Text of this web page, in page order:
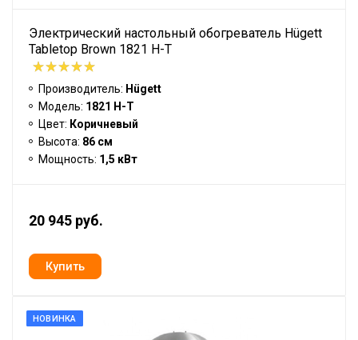
Электрический настольный обогреватель Hügett
Tabletop Brown 1821 H-T
Производитель: Hügett
Модель: 1821 H-T
Цвет: Коричневый
Высота: 86 см
Мощность: 1,5 кВт
20 945 руб.
НОВИНКА